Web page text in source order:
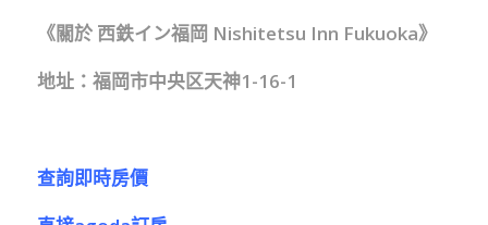
《關於 西鉄イン福岡 Nishitetsu Inn Fukuoka》
地址：福岡市中央区天神1-16-1
查詢即時房價